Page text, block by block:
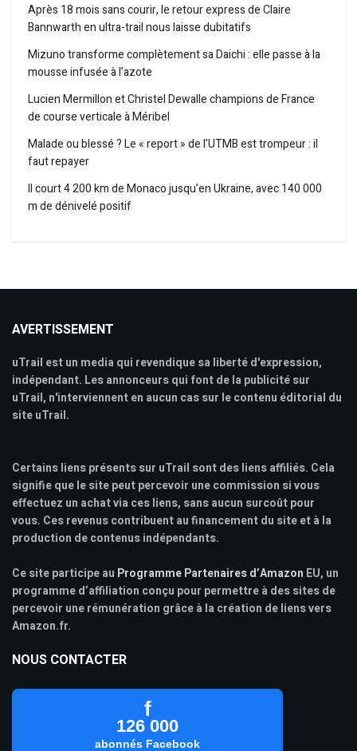
Après 18 mois sans courir, le retour express de Claire
Bannwarth en ultra-trail nous laisse dubitatifs
Mizuno transforme complètement sa Daichi : elle passe à la
mousse infusée à l’azote
Lucien Mermillon et Christel Dewalle champions de France
de course verticale à Méribel
Malade ou blessé ? Le « report » de l’UTMB est trompeur : il
faut repayer
Il court 4 200 km de Monaco jusqu’en Ukraine, avec 140 000
m de dénivelé positif
AVERTISSEMENT
uTrail est un media qui revendique sa liberté d'expression,
indépendant. Les annonceurs qui font de la publicité sur
uTrail, n'interviennent en aucun cas sur le contenu éditorial du
site uTrail.
Certains liens présents sur uTrail sont des liens affiliés. Cela
signifie que le site peut percevoir une commission si vous
effectuez un achat via ces liens, sans aucun surcoût pour
vous. Ces revenus contribuent au financement du site et à la
production de contenus indépendants.
Ce site participe au Programme Partenaires d’Amazon EU, un
programme d’affiliation conçu pour permettre à des sites de
percevoir une rémunération grâce à la création de liens vers
Amazon.fr.
NOUS CONTACTER
f
126 000
abonnés Facebook